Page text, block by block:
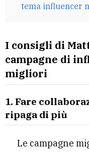
tema influencer
I consigli di
campagne di
migliori
1. Fare
ripaga di più
Le campagne